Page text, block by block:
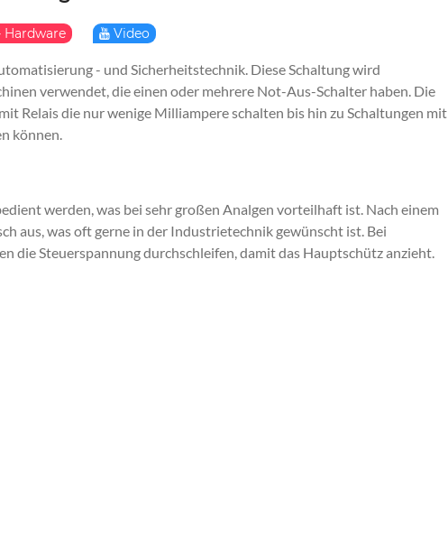
Hardware Video
- und Sicherheitstechnik. Diese Schaltung wird
verwendet, die einen oder mehrere Not-Aus-Schalter haben. Die
Relais die nur wenige Milliampere schalten bis hin zu Schaltungen mit
können.
werden, was bei sehr großen Analgen vorteilhaft ist. Nach einem
aus, was oft gerne in der Industrietechnik gewünscht ist. Bei
die Steuerspannung durchschleifen, damit das Hauptschütz anzieht.